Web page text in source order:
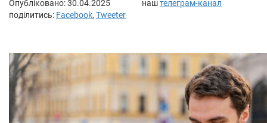
Опубліковано:30.04.2025 наштелеграм-канал
поділитись: Facebook, Tweeter